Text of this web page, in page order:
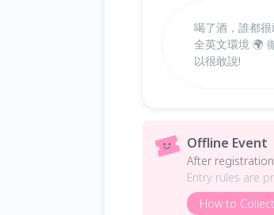
喝了酒，誰都
全英文環境 🌍
以很敢說!
Offline Event
After
Entry rules are
How to